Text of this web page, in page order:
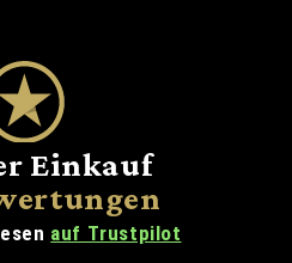
Einkauf
auf Trustpilot